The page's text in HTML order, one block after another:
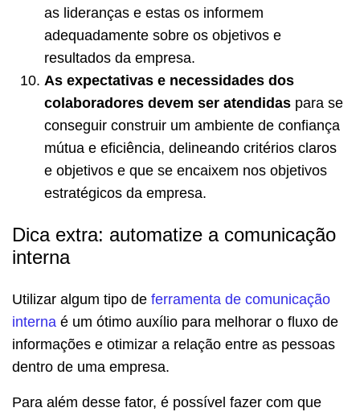
as lideranças e estas os informem
adequadamente sobre os objetivos e
resultados da empresa.
As expectativas e necessidades dos
colaboradores devem ser atendidas para se
conseguir construir um ambiente de confiança
mútua e eficiência, delineando critérios claros
e objetivos e que se encaixem nos objetivos
estratégicos da empresa.
Dica extra: automatize a comunicação
interna
Utilizar algum tipo de ferramenta de comunicação
interna é um ótimo auxílio para melhorar o fluxo de
informações e otimizar a relação entre as pessoas
dentro de uma empresa.
Para além desse fator, é possível fazer com que